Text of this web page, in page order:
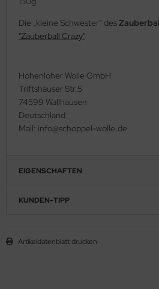
Die „kleine Schwester“ des
"Zauberball Crazy"
Hohenloher Wolle GmbH
Triftshäuser Str.5
74599 Wallhausen
Deutschland
Mail: info@schoppel-wolle.de
EIGENSCHAFTEN
KUNDEN-TIPP
Artikeldatenblatt drucken